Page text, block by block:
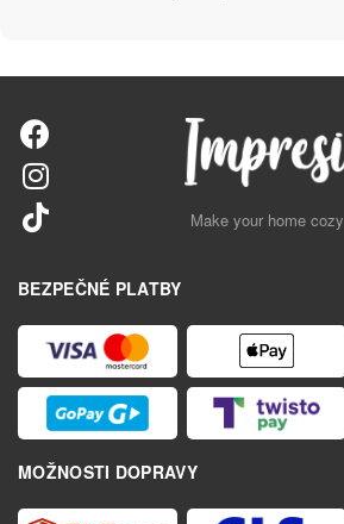
Make your home cozy
BEZPEČNÉ PLATBY
MOŽNOSTI DOPRAVY